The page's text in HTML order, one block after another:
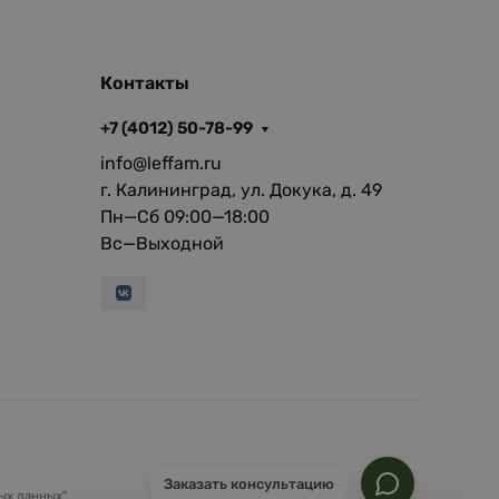
Контакты
+7 (4012) 50-78-99
info@leffam.ru
г. Калининград, ул. Докука, д. 49
Пн—Сб 09:00—18:00
Вс—Выходной
Заказать консультацию